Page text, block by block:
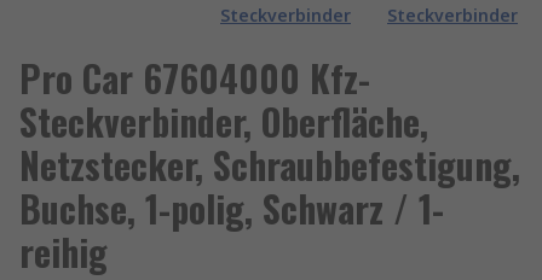
Steckverbinder
Steckverbinder
Pro Car 67604000 Kfz-
Steckverbinder, Oberfläche,
Netzstecker, Schraubbefestigung,
Buchse, 1-polig, Schwarz / 1-
reihig